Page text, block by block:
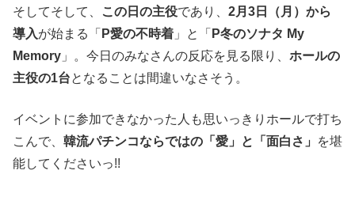
そしてそして、 この日の主役であり、 2月3日（月）から
導入が始まる「 P愛の不時着 」と「 P冬のソナタ My
Memory 」。今日のみなさんの反応を見る限り、 ホールの
主役の1台となることは間違いなさそう。
イベントに参加できなかった人も思いっきりホールで打ち
こんで、 韓流パチンコならではの「愛」と「面白さ」
を堪
能してくださいっ!!